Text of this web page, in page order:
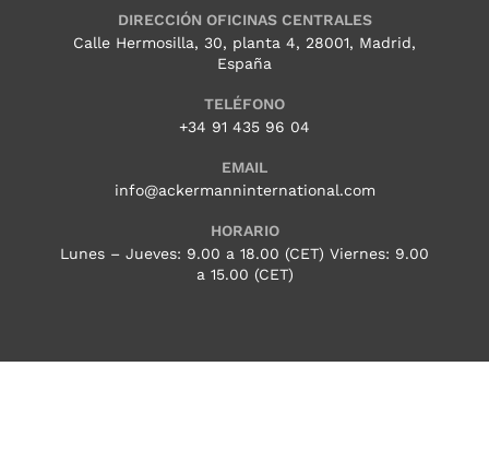
DIRECCIÓN OFICINAS CENTRALES
Calle Hermosilla, 30, planta 4, 28001, Madrid,
España
TELÉFONO
+34 91 435 96 04
EMAIL
info@ackermanninternational.com
HORARIO
Lunes – Jueves: 9.00 a 18.00 (CET) Viernes: 9.00
a 15.00 (CET)